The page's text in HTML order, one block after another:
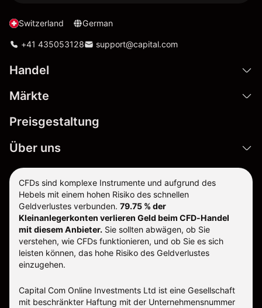
Switzerland German
+41 435053128 support@capital.com
Handel
Märkte
Preisgestaltung
Über uns
CFDs sind komplexe Instrumente und aufgrund des
Hebels mit einem hohen Risiko des schnellen
Geldverlustes verbunden. 79.75 % der
Kleinanlegerkonten verlieren Geld beim CFD-Handel
mit diesem Anbieter. Sie sollten abwägen, ob Sie
verstehen, wie CFDs funktionieren, und ob Sie es sich
leisten können, das hohe Risiko des Geldverlustes
einzugehen.
Capital Com Online Investments Ltd ist eine Gesellschaft
mit beschränkter Haftung mit der Unternehmensnummer